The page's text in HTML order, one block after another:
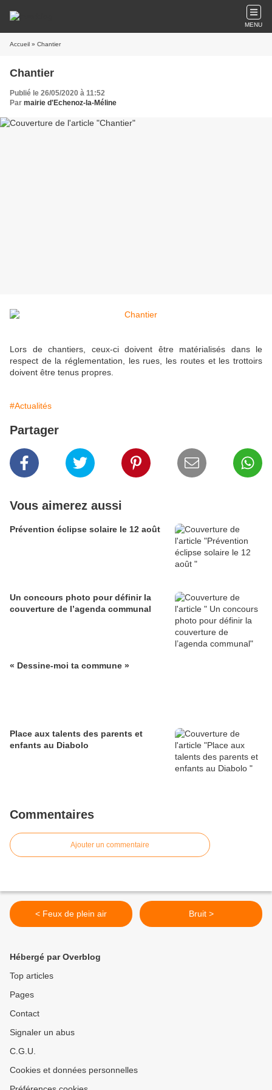
MENU
Accueil » Chantier
Chantier
Publié le 26/05/2020 à 11:52
Par mairie d'Echenoz-la-Méline
Lors de chantiers, ceux-ci doivent être matérialisés dans le
respect de la réglementation, les rues, les routes et les trottoirs
doivent être tenus propres.
#Actualités
Partager
Vous aimerez aussi
Prévention éclipse solaire le 12 août
Un concours photo pour définir la
couverture de l’agenda communal
« Dessine-moi ta commune »
Place aux talents des parents et
enfants au Diabolo
Commentaires
Ajouter un commentaire
< Feux de plein air Bruit >
Hébergé par Overblog
Top articles
Pages
Contact
Signaler un abus
C.G.U.
Cookies et données personnelles